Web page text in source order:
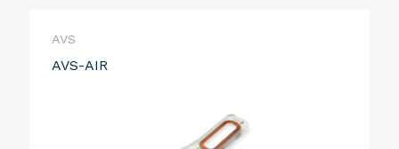
AVS
AVS-AIR